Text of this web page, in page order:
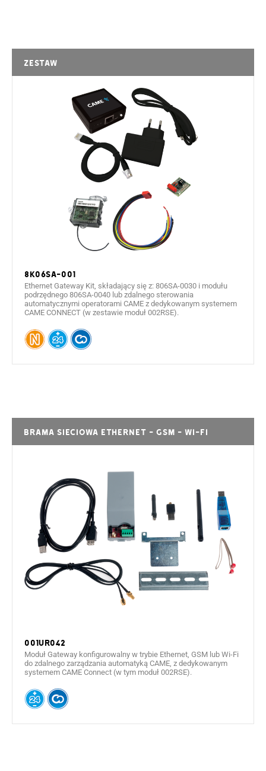
Zestaw
8K06SA-001
Ethernet Gateway Kit, składający się z: 806SA-0030 i modułu
podrzędnego 806SA-0040 lub zdalnego sterowania
automatycznymi operatorami CAME z dedykowanym systemem
CAME CONNECT (w zestawie moduł 002RSE).
Brama sieciowa Ethernet - GSM - Wi-Fi
001UR042
Moduł Gateway konfigurowalny w trybie Ethernet, GSM lub Wi-Fi
do zdalnego zarządzania automatyką CAME, z dedykowanym
systemem CAME Connect (w tym moduł 002RSE).